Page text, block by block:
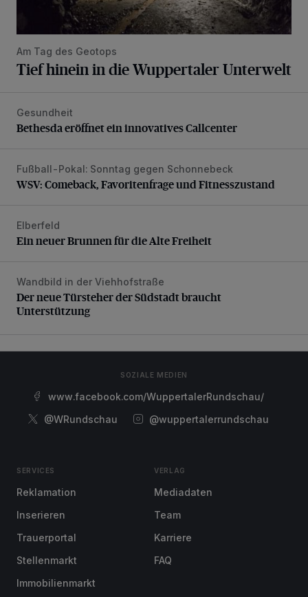
Am Tag des Geotops
Tief hinein in die Wuppertaler Unterwelt
Bethesda eröffnet ein innovatives Callcenter
Gesundheit
Bethesda eröffnet ein innovatives Callcenter
WSV: Comeback, Favoritenfrage und Fitnesszustand
Fußball-Pokal: Sonntag gegen Schonnebeck
WSV: Comeback, Favoritenfrage und Fitnesszustand
Ein neuer Brunnen für die Alte Freiheit
Elberfeld
Ein neuer Brunnen für die Alte Freiheit
Der neue Türsteher der Südstadt braucht Unterstützung
Wandbild in der Viehhofstraße
Der neue Türsteher der Südstadt braucht
Unterstützung
SOZIALE MEDIEN
www.facebook.com/WuppertalerRundschau/
@WRundschau
@wuppertalerrundschau
SERVICES
Reklamation
Inserieren
Trauerportal
Stellenmarkt
Immobilienmarkt
VERLAG
Mediadaten
Team
Karriere
FAQ